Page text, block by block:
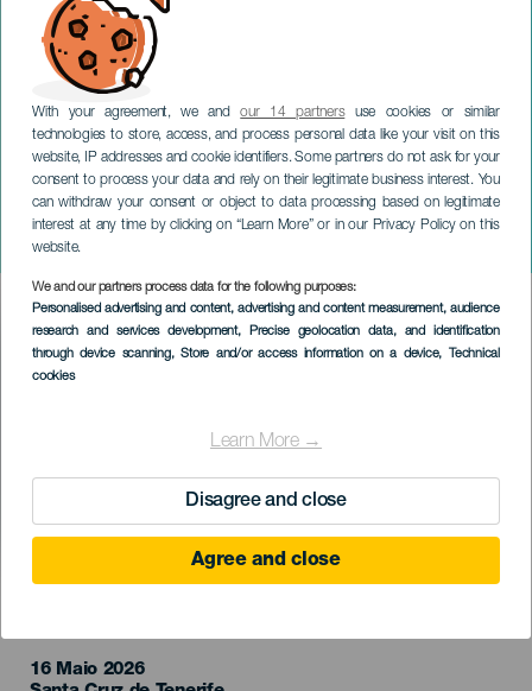
With your agreement, we andour 14 partnersuse cookies or similar
technologies to store, access, and process personal data like your visit on this
website, IP addresses and cookie identifiers. Some partners do not ask for your
consent to process your data and rely on their legitimate business interest. You
can withdraw your consent or object to data processing based on legitimate
interest at any time by clicking on “Learn More” or in our Privacy Policy on this
website.
We and our partners process data for the following purposes:
Personalised advertising and content, advertising and content measurement, audience
research and services development, Precise geolocation data, and identification
through device scanning, Store and/or access information on a device, Technical
cookies
Learn More →
Disagree and close
Agree and close
Mägo de Oz em concerto
TENERIFE
Imagen
Listado
16 Maio 2026